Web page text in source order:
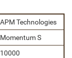
APM Technologies
Momentum S
10000